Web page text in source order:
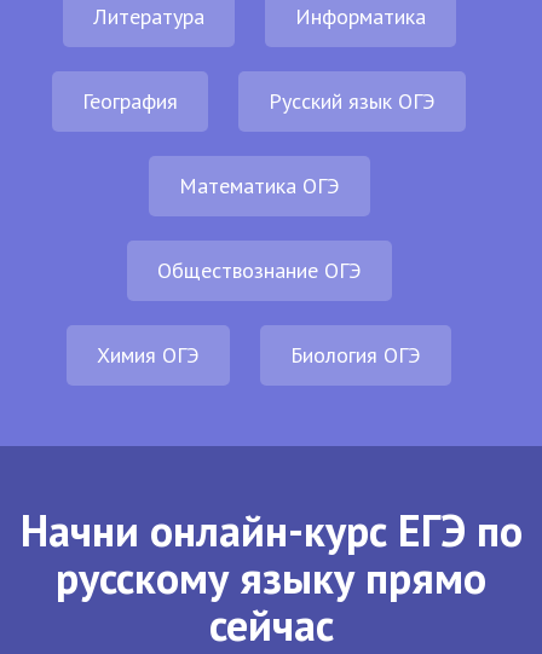
Литература Информатика
География Русский язык ОГЭ
Математика ОГЭ
Обществознание ОГЭ
Химия ОГЭ Биология ОГЭ
Начни онлайн-курс ЕГЭ по
русскому языку прямо
сейчас